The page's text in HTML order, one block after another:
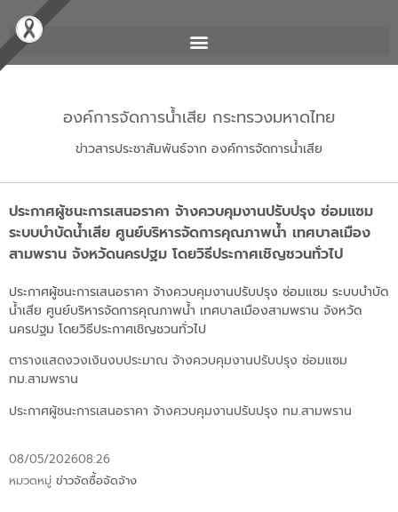
องค์การจัดการน้ำเสีย กระทรวงมหาดไทย
ข่าวสารประชาสัมพันธ์จาก องค์การจัดการน้ำเสีย
ประกาศผู้ชนะการเสนอราคา จ้างควบคุมงานปรับปรุง ซ่อมแซม
ระบบบำบัดน้ำเสีย ศูนย์บริหารจัดการคุณภาพน้ำ เทศบาลเมือง
สามพราน จังหวัดนครปฐม โดยวิธีประกาศเชิญชวนทั่วไป
ประกาศผู้ชนะการเสนอราคา จ้างควบคุมงานปรับปรุง ซ่อมแซม ระบบบำบัด
น้ำเสีย ศูนย์บริหารจัดการคุณภาพน้ำ เทศบาลเมืองสามพราน จังหวัด
นครปฐม โดยวิธีประกาศเชิญชวนทั่วไป
ตารางแสดงวงเงินงบประมาณ จ้างควบคุมงานปรับปรุง ซ่อมแซม
ทม.สามพราน
ประกาศผู้ชนะการเสนอราคา จ้างควบคุมงานปรับปรุง ทม.สามพราน
08/05/202608:26
หมวดหมู่ ข่าวจัดซื้อจัดจ้าง